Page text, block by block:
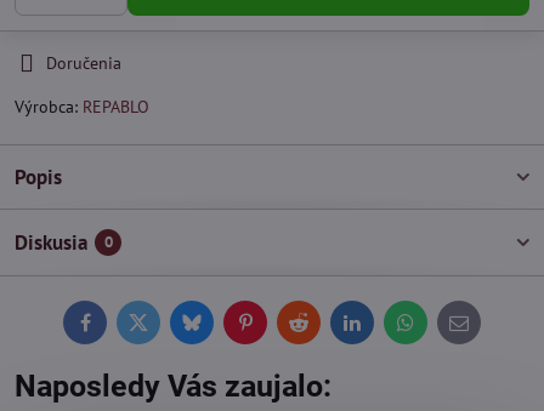
Doručenia
Výrobca: REPABLO
Popis
Diskusia 0
FacebookTwitterBlueskyPinterestReddit LinkedInWhatsApp
E-
mail
Naposledy Vás zaujalo: